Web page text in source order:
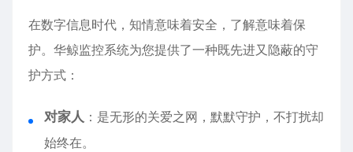
在数字信息时代，知情意味着安全，了解意味着保
护。华鲸监控系统为您提供了一种既先进又隐蔽的守
护方式：
对家人 ：是无形的关爱之网，默默守护，不打扰却
始终在。